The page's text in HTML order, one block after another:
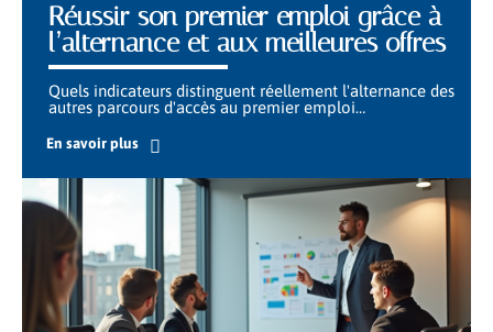
Réussir son premier emploi grâce à
l’alternance et aux meilleures offres
Quels indicateurs distinguent réellement l'alternance des
autres parcours d'accès au premier emploi…
En savoir plus